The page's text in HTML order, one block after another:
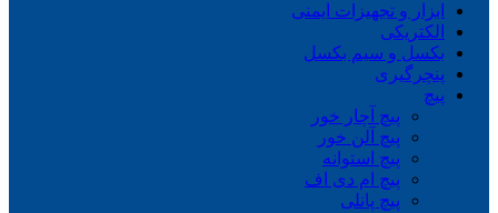
ابزار و تجهیزات ایمنی
الکتریکی
بکسل و سیم بکسل
پنچرگیری
پیچ
پیچ آچار خور
پیچ آلن خور
پیچ استوانه
پیچ ام دی اف
پیچ پانلی